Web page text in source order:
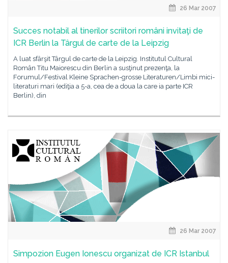
26 Mar 2007
Succes notabil al tinerilor scriitori români invitaţi de
ICR Berlin la Târgul de carte de la Leipzig
A luat sfârşit Târgul de carte de la Leipzig. Institutul Cultural
Român Titu Maiorescu din Berlin a susţinut prezenţa, la
Forumul/Festival Kleine Sprachen-grosse Literaturen/Limbi mici-
literaturi mari (ediţia a 5-a, cea de a doua la care ia parte ICR
Berlin), din
26 Mar 2007
Simpozion Eugen Ionescu organizat de ICR Istanbul